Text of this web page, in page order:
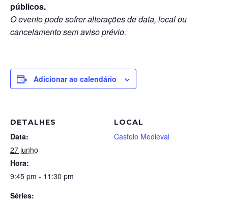
públicos.
O evento pode sofrer alterações de data, local ou
cancelamento sem aviso prévio.
Adicionar ao calendário
DETALHES
Data:
27 junho
Hora:
9:45 pm - 11:30 pm
Séries:
LOCAL
Castelo Medieval